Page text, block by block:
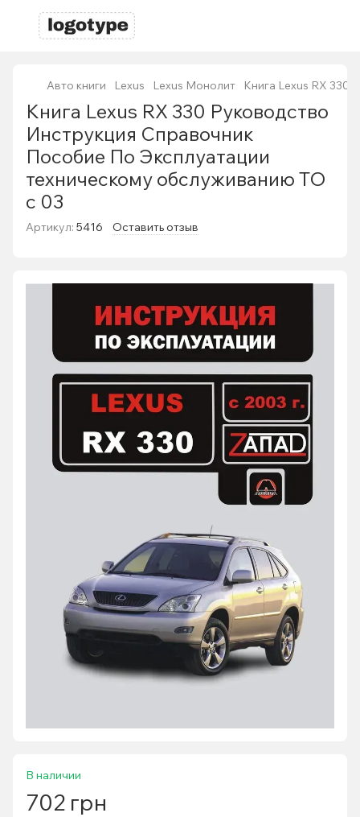
Авто книги Lexus Lexus Монолит Книга Lexus RX 330
Книга Lexus RX 330 Руководство
Инструкция Справочник
Пособие По Эксплуатации
техническому обслуживанию ТО
с 03
Артикул: 5416 Оставить отзыв
В наличии
702 грн